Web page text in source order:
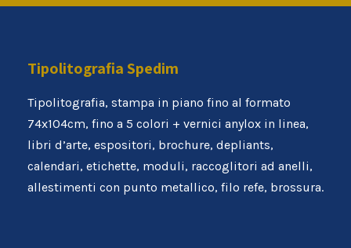
Tipolitografia Spedim
Tipolitografia, stampa in piano fino al formato
74x104cm, fino a 5 colori + vernici anylox in linea,
libri d’arte, espositori, brochure, depliants,
calendari, etichette, moduli, raccoglitori ad anelli,
allestimenti con punto metallico, filo refe, brossura.